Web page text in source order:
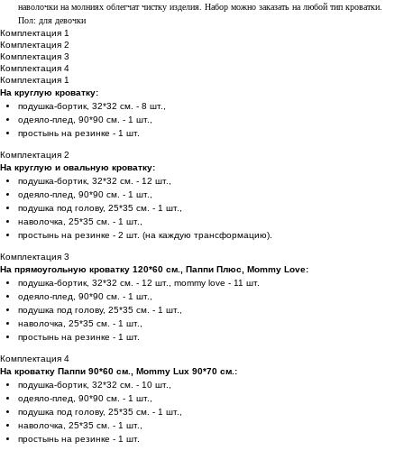
наволочки на молниях облегчат чистку изделия. Набор можно заказать на любой тип кроватки.
Пол: для девочки
Комплектация 1
Комплектация 2
Комплектация 3
Комплектация 4
Комплектация 1
На круглую кроватку:
подушка-бортик, 32*32 см. - 8 шт.,
одеяло-плед, 90*90 см. - 1 шт.,
простынь на резинке - 1 шт.
Комплектация 2
На круглую и овальную кроватку:
подушка-бортик, 32*32 см. - 12 шт.,
одеяло-плед, 90*90 см. - 1 шт.,
подушка под голову, 25*35 см. - 1 шт.,
наволочка, 25*35 см. - 1 шт.,
простынь на резинке - 2 шт. (на каждую трансформацию).
Комплектация 3
На прямоугольную кроватку 120*60 см., Паппи Плюс, Mommy Love:
подушка-бортик, 32*32 см. - 12 шт., mommy love - 11 шт.
одеяло-плед, 90*90 см. - 1 шт.,
подушка под голову, 25*35 см. - 1 шт.,
наволочка, 25*35 см. - 1 шт.,
простынь на резинке - 1 шт.
Комплектация 4
На кроватку Паппи 90*60 см., Mommy Lux 90*70 см.:
подушка-бортик, 32*32 см. - 10 шт.,
одеяло-плед, 90*90 см. - 1 шт.,
подушка под голову, 25*35 см. - 1 шт.,
наволочка, 25*35 см. - 1 шт.,
простынь на резинке - 1 шт.